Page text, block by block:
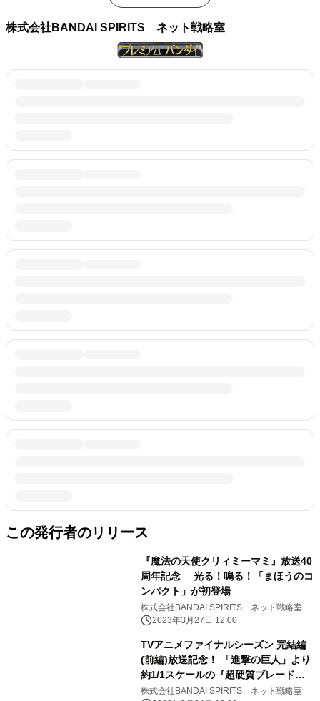
株式会社BANDAI SPIRITS ネット戦略室
この発行者のリリース
『魔法の天使クリィミーマミ』放送40
周年記念 光る！鳴る！「まほうのコ
ンパクト」が初登場
株式会社BANDAI SPIRITS ネット戦略室
2023年3月27日 12:00
TVアニメファイナルシーズン 完結編
(前編)放送記念！ 「進撃の巨人」より
約1/1スケールの『超硬質ブレード』
が登場！
株式会社BANDAI SPIRITS ネット戦略室